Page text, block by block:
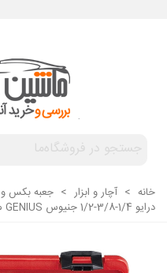
خانه > آچار و ابزار > جعبه بکس و
درایو 1/4-3/8-1/2 جنیوس GENIUS مدل BS-23441